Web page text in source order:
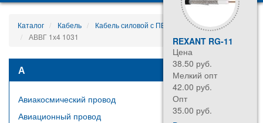
REXANT RG-11
Цена
38.50 руб.
Мелкий опт
42.00 руб.
Опт
35.00 руб.
Каталог Кабель
Кабель силовой с ПВХ изоляцией
АВВГ 1х4 1031
А
Авиакосмический провод
Авиационный провод